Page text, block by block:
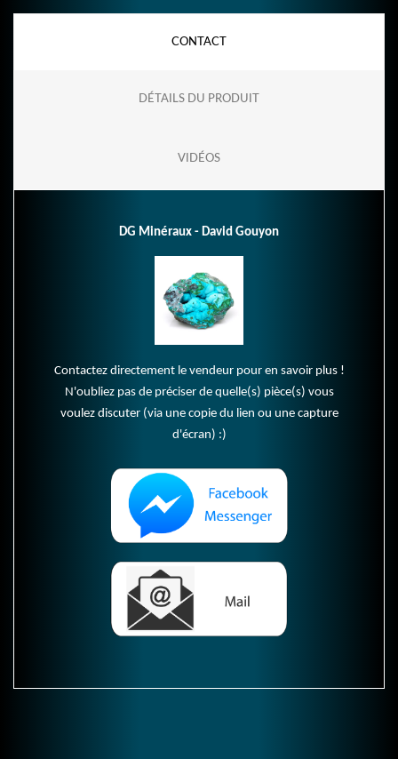
CONTACT
DÉTAILS DU PRODUIT
VIDÉOS
DG Minéraux - David Gouyon
Contactez directement le vendeur pour en savoir plus !
N'oubliez pas de préciser de quelle(s) pièce(s) vous
voulez discuter (via une copie du lien ou une capture
d'écran) :)